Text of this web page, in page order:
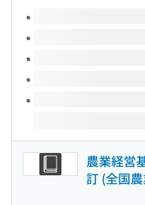
このタイトルの巻号
農業経営
訂 (全国